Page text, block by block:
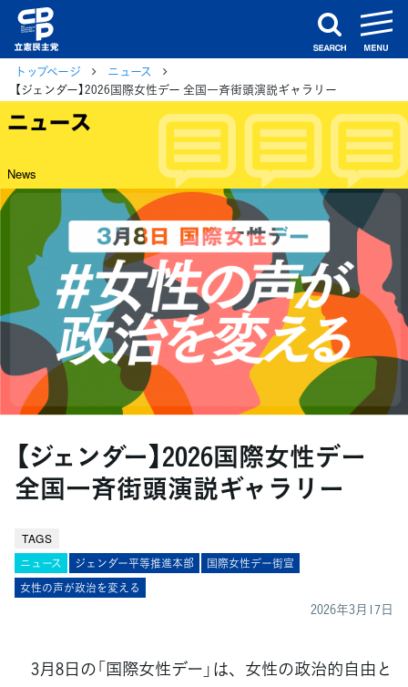
search
トップページ
ニュース
【ジェンダー】2026国際女性デー 全国一斉街頭演説ギャラリー
ニュース
News
【ジェンダー】2026国際女性デー
全国一斉街頭演説ギャラリー
TAGS
ニュース ジェンダー平等推進本部
国際女性デー街宣
女性の声が政治を変える
2026年3月17日
3月8日の「国際女性デー」は、女性の政治的自由と